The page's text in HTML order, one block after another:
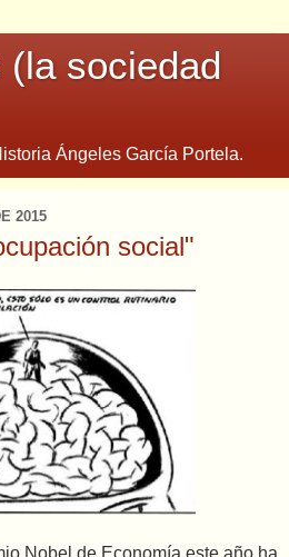
sociedad
Ángeles García Portela.
2015
social"
Nobel de Economía este año ha